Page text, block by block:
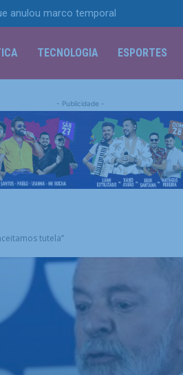
anulou marco temporal
TECNOLOGIA ESPORTES
- Publicidade -
tutela”